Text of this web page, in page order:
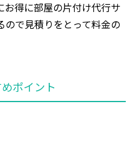
得に部屋の片付け代行サ
で見積りをとって料金の
ポイント